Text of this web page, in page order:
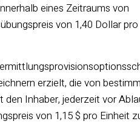
eines Zeitraums von
von 1,40 Dollar pro
erzielt, die von
Inhaber, jederzeit vor
von 1,15 $ pro Einheit